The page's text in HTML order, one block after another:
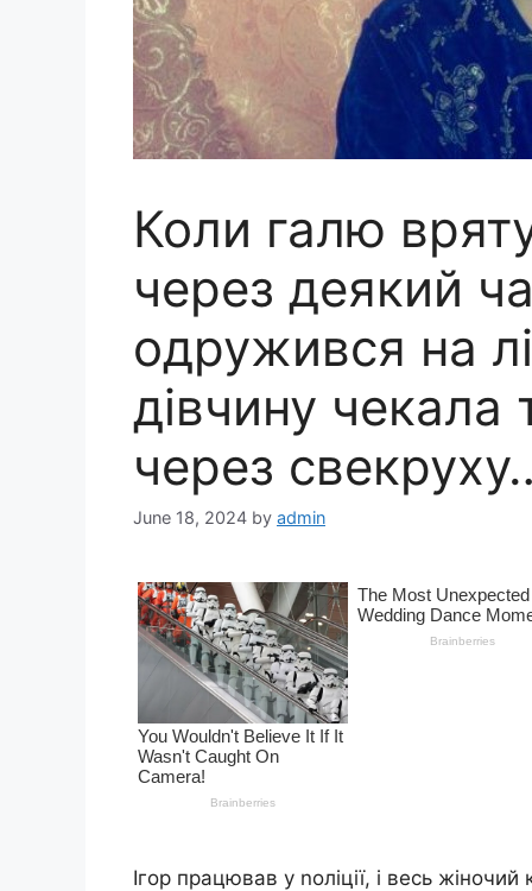
Коли галю
через деякий
одружився на
дівчину
через
June 18, 2024 by admin
Ігор працював у nоліції, і весь